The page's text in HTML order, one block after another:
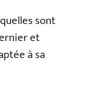
sont
et
à sa